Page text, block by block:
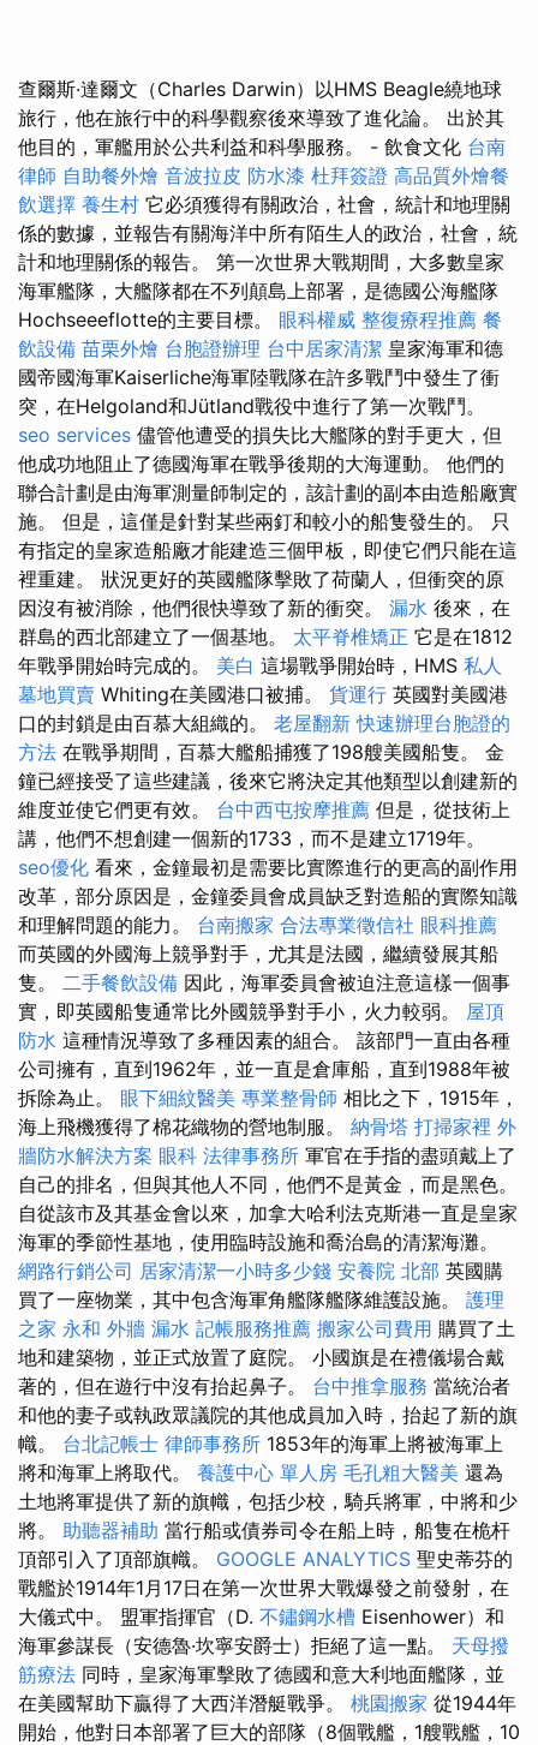
查爾斯·達爾文（Charles Darwin）以HMS Beagle繞地球
旅行，他在旅行中的科學觀察後來導致了進化論。 出於其
他目的，軍艦用於公共利益和科學服務。 - 飲食文化 台南
律師 自助餐外燴 音波拉皮 防水漆 杜拜簽證 高品質外燴餐
飲選擇 養生村 它必須獲得有關政治，社會，統計和地理關
係的數據，並報告有關海洋中所有陌生人的政治，社會，統
計和地理關係的報告。 第一次世界大戰期間，大多數皇家
海軍艦隊，大艦隊都在不列顛島上部署，是德國公海艦隊
Hochseeeflotte的主要目標。 眼科權威 整復療程推薦 餐
飲設備 苗栗外燴 台胞證辦理 台中居家清潔 皇家海軍和德
國帝國海軍Kaiserliche海軍陸戰隊在許多戰鬥中發生了衝
突，在Helgoland和Jütland戰役中進行了第一次戰鬥。
seo services 儘管他遭受的損失比大艦隊的對手更大，但
他成功地阻止了德國海軍在戰爭後期的大海運動。 他們的
聯合計劃是由海軍測量師制定的，該計劃的副本由造船廠實
施。 但是，這僅是針對某些兩釘和較小的船隻發生的。 只
有指定的皇家造船廠才能建造三個甲板，即使它們只能在這
裡重建。 狀況更好的英國艦隊擊敗了荷蘭人，但衝突的原
因沒有被消除，他們很快導致了新的衝突。 漏水 後來，在
群島的西北部建立了一個基地。 太平脊椎矯正 它是在1812
年戰爭開始時完成的。 美白 這場戰爭開始時，HMS 私人
墓地買賣 Whiting在美國港口被捕。 貨運行 英國對美國港
口的封鎖是由百慕大組織的。 老屋翻新 快速辦理台胞證的
方法 在戰爭期間，百慕大艦船捕獲了198艘美國船隻。 金
鐘已經接受了這些建議，後來它將決定其他類型以創建新的
維度並使它們更有效。 台中西屯按摩推薦 但是，從技術上
講，他們不想創建一個新的1733，而不是建立1719年。
seo優化 看來，金鐘最初是需要比實際進行的更高的副作用
改革，部分原因是，金鐘委員會成員缺乏對造船的實際知識
和理解問題的能力。 台南搬家 合法專業徵信社 眼科推薦
而英國的外國海上競爭對手，尤其是法國，繼續發展其船
隻。 二手餐飲設備 因此，海軍委員會被迫注意這樣一個事
實，即英國船隻通常比外國競爭對手小，火力較弱。 屋頂
防水 這種情況導致了多種因素的組合。 該部門一直由各種
公司擁有，直到1962年，並一直是倉庫船，直到1988年被
拆除為止。 眼下細紋醫美 專業整骨師 相比之下，1915年，
海上飛機獲得了棉花織物的營地制服。 納骨塔 打掃家裡 外
牆防水解決方案 眼科 法律事務所 軍官在手指的盡頭戴上了
自己的排名，但與其他人不同，他們不是黃金，而是黑色。
自從該市及其基金會以來，加拿大哈利法克斯港一直是皇家
海軍的季節性基地，使用臨時設施和喬治島的清潔海灘。
網路行銷公司 居家清潔一小時多少錢 安養院 北部 英國購
買了一座物業，其中包含海軍角艦隊艦隊維護設施。 護理
之家 永和 外牆 漏水 記帳服務推薦 搬家公司費用 購買了土
地和建築物，並正式放置了庭院。 小國旗是在禮儀場合戴
著的，但在遊行中沒有抬起鼻子。 台中推拿服務 當統治者
和他的妻子或執政眾議院的其他成員加入時，抬起了新的旗
幟。 台北記帳士 律師事務所 1853年的海軍上將被海軍上
將和海軍上將取代。 養護中心 單人房 毛孔粗大醫美 還為
土地將軍提供了新的旗幟，包括少校，騎兵將軍，中將和少
將。 助聽器補助 當行船或債券司令在船上時，船隻在桅杆
頂部引入了頂部旗幟。 GOOGLE ANALYTICS 聖史蒂芬的
戰艦於1914年1月17日在第一次世界大戰爆發之前發射，在
大儀式中。 盟軍指揮官（D. 不鏽鋼水槽 Eisenhower）和
海軍參謀長（安德魯·坎寧安爵士）拒絕了這一點。 天母撥
筋療法 同時，皇家海軍擊敗了德國和意大利地面艦隊，並
在美國幫助下贏得了大西洋潛艇戰爭。 桃園搬家 從1944年
開始，他對日本部署了巨大的部隊（8個戰艦，1艘戰艦，10